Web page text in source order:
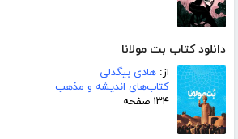
دانلود کتاب بت مولانا
از: هادی بیگدلی
کتاب‌های اندیشه و مذهب
۱۳۴ صفحه